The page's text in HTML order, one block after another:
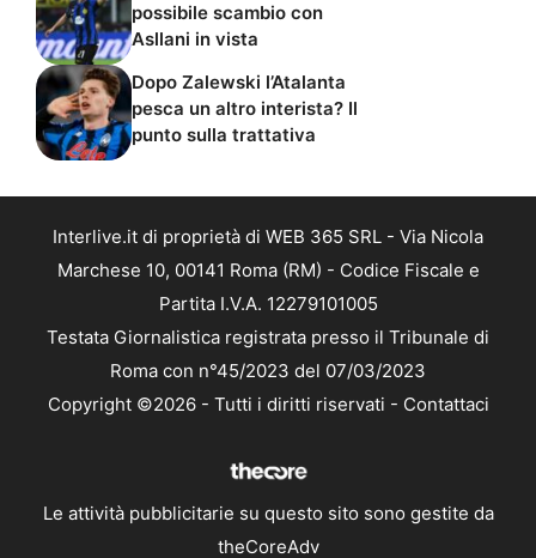
possibile scambio con
Asllani in vista
Dopo Zalewski l’Atalanta
pesca un altro interista? Il
punto sulla trattativa
Interlive.it di proprietà di WEB 365 SRL - Via Nicola
Marchese 10, 00141 Roma (RM) - Codice Fiscale e
Partita I.V.A. 12279101005
Testata Giornalistica registrata presso il Tribunale di
Roma con n°45/2023 del 07/03/2023
Copyright ©2026 - Tutti i diritti riservati - Contattaci
Le attività pubblicitarie su questo sito sono gestite da
theCoreAdv